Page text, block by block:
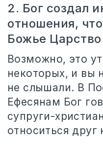
2. Бог создал
отношения,
Божье Царство
Возможно, это
некоторых, и вы
не слышали. В
Ефесянам Бог
супруги-
относиться друг